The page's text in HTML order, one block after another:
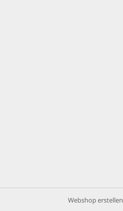
Webshop erstellen